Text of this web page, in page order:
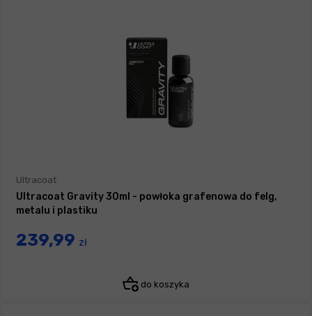
Ultracoat
Ultracoat Gravity 30ml - powłoka grafenowa do felg,
metalu i plastiku
239,99 zł
do koszyka